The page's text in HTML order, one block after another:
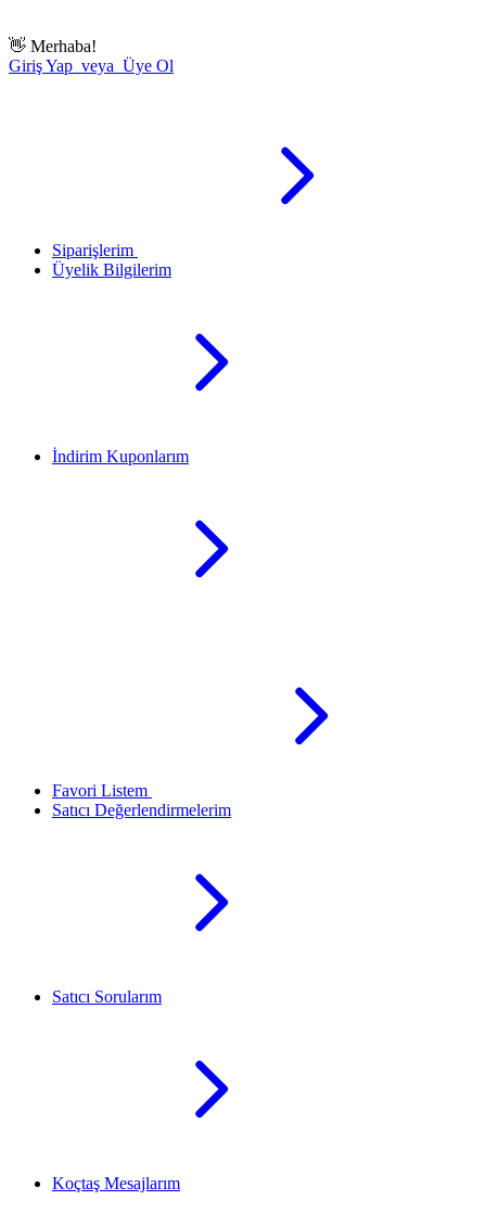
👋 Merhaba!
Giriş Yap veya Üye Ol
Siparişlerim
Üyelik Bilgilerim
İndirim Kuponlarım
Favori Listem
Satıcı Değerlendirmelerim
Satıcı Sorularım
Koçtaş Mesajlarım